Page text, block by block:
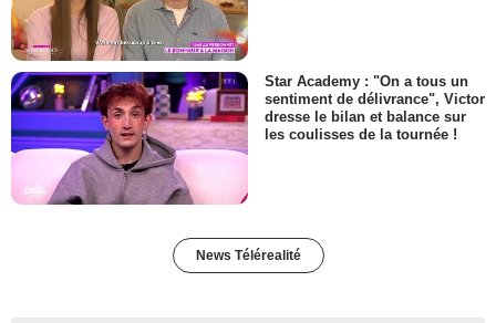
Star Academy : "On a tous un
sentiment de délivrance", Victor
dresse le bilan et balance sur
les coulisses de la tournée !
News Télérealité